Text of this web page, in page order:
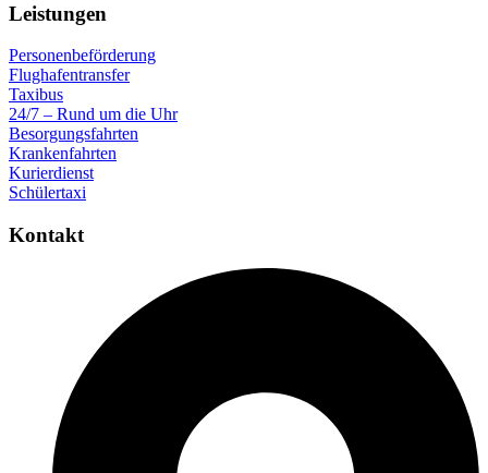
Leistungen
Personenbeförderung
Flughafentransfer
Taxibus
24/7 – Rund um die Uhr
Besorgungsfahrten
Krankenfahrten
Kurierdienst
Schülertaxi
Kontakt